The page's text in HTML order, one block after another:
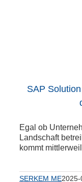
SAP
Egal ob
Landschaft
kommt
SERKEM ME